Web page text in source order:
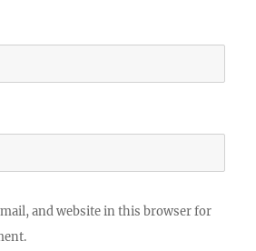
and website in this browser for